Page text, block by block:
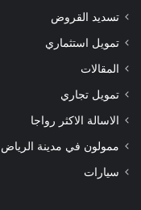
تسديد القروض
تمويل استثماري
المقالات
تمويل تجاري
الاسالة الاكثر رواجا
ممولون في مدينة الرياض
سيارات